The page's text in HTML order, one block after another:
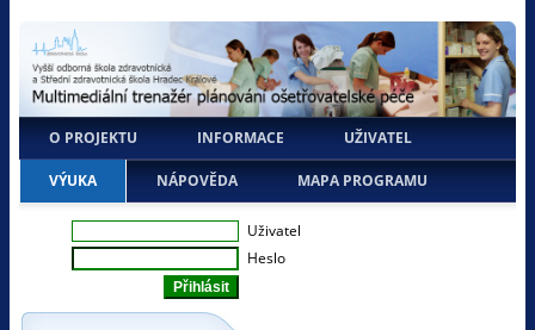
O PROJEKTU INFORMACE UŽIVATEL
VÝUKA NÁPOVĚDA MAPA PROGRAMU
Uživatel
Heslo